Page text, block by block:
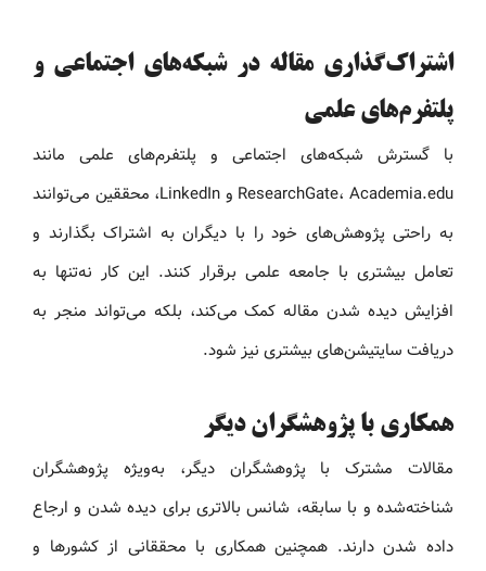
اشتراک‌گذاری مقاله در شبکه‌های اجتماعی و
پلتفرم‌های علمی
با گسترش شبکه‌های اجتماعی و پلتفرم‌های علمی مانند
ResearchGate، Academia.edu و LinkedIn، محققین می‌توانند
به راحتی پژوهش‌های خود را با دیگران به اشتراک بگذارند و
تعامل بیشتری با جامعه علمی برقرار کنند. این کار نه‌تنها به
افزایش دیده شدن مقاله کمک می‌کند، بلکه می‌تواند منجر به
دریافت سایتیشن‌های بیشتری نیز شود.
همکاری با پژوهشگران دیگر
مقالات مشترک با پژوهشگران دیگر، به‌ویژه پژوهشگران
شناخته‌شده و با سابقه، شانس بالاتری برای دیده شدن و ارجاع
داده شدن دارند. همچنین همکاری با محققانی از کشورها و